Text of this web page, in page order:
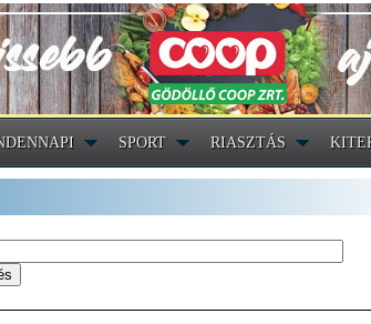
SPORT RIASZTÁS